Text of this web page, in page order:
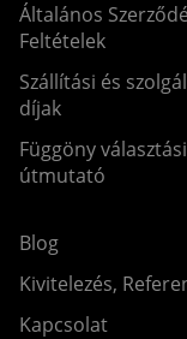
Általános
Feltételek
Szállítási és
díjak
Függöny választási
útmutató
Blog
Kivitelezés,
Kapcsolat